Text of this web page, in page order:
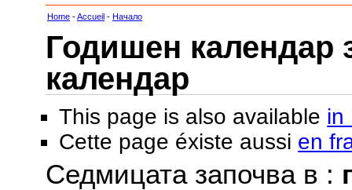
Home -Accueil - Начало
Годишен календар
календар
This page is also available in
Cette page éxiste aussi en
Седмицата започва в :